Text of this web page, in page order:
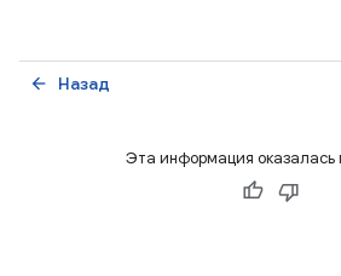
Назад
arrow_back
Эта информация оказалась